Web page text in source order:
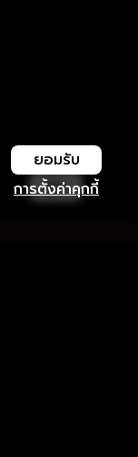
การตั้งค่าคุกกี้
ยอมรับ
เปิด